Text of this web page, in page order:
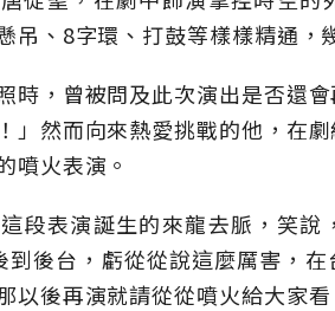
吊、8字環、打鼓等樣樣精通，
時，曾被問及此次演出是否還
」然而向來熱愛挑戰的他，在
噴火表演。
段表演誕生的來龍去脈，笑說
後台，虧從從說這麼厲害，
以後再演就請從從噴火給大家